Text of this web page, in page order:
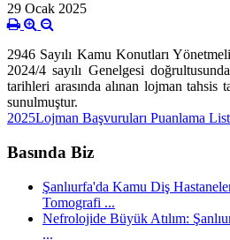
29 Ocak 2025
2946 Sayılı Kamu Konutları
2024/4 sayılı Genelgesi
tarihleri arasında alınan lojman tahsis
sunulmuştur.
2025Lojman Başvuruları Puanlama
Basında Biz
Şanlıurfa'da Kamu Diş
Tomografi ...
Nefrolojide Büyük Atılım:
...